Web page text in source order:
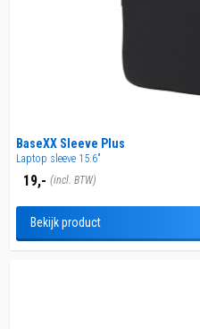
BaseXX Sleeve Plus
Laptop sleeve 15.6"
19,- (incl. BTW)
Bekijk product